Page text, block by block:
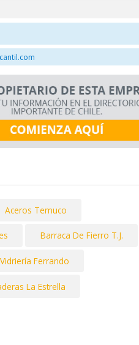
Aceros Temuco
Barraca De Fierro T.J.
Vidriería Ferrando
La Estrella